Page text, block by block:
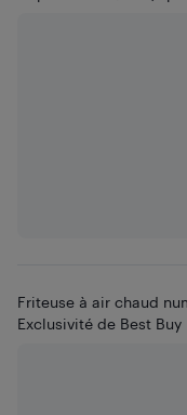
Friteuse à air chaud
Exclusivité de Best Buy